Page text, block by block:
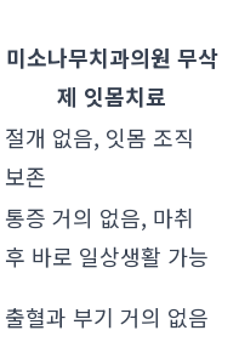
미소나무치과의원 무삭
제 잇몸치료
절개 없음, 잇몸 조직
보존
통증 거의 없음, 마취
후 바로 일상생활 가능
출혈과 부기 거의 없음